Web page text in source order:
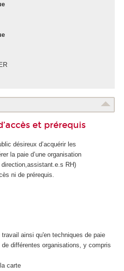
et prérequis
désireux d’acquérir les
la paie d’une organisation
RH)
ni de prérequis.
ainsi qu'en techniques de paie
différentes organisations, y compris
carte